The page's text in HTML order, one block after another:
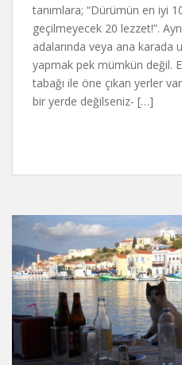
tanımlara; “Dürümün en iyi
geçilmeyecek 20 lezzet!”.
adalarında veya ana karada
yapmak pek mümkün değil.
tabağı ile öne çıkan yerler
bir yerde değilseniz- […]